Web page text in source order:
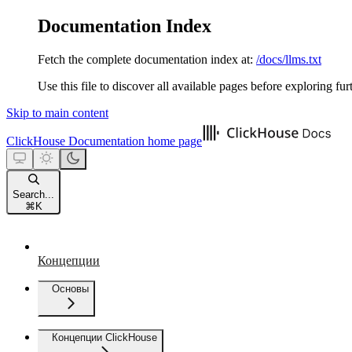
Documentation Index
Fetch the complete documentation index at: /docs/llms.txt
Use this file to discover all available pages before exploring
Skip to main content
ClickHouse Documentation home page
Search...
⌘ K
Концепции
Основы
Концепции ClickHouse